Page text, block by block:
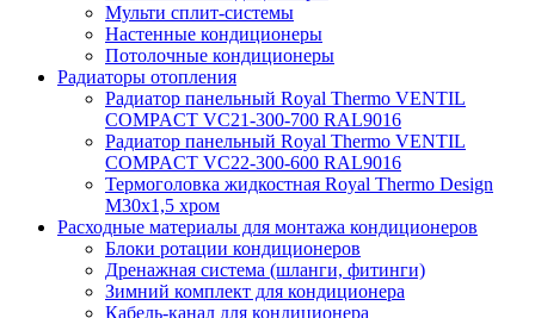
Мульти сплит-системы
Настенные кондиционеры
Потолочные кондиционеры
Радиаторы отопления
Радиатор панельный Royal Thermo VENTIL
COMPACT VC21-300-700 RAL9016
Радиатор панельный Royal Thermo VENTIL
COMPACT VC22-300-600 RAL9016
Термоголовка жидкостная Royal Thermo Design
M30х1,5 хром
Расходные материалы для монтажа кондиционеров
Блоки ротации кондиционеров
Дренажная система (шланги, фитинги)
Зимний комплект для кондиционера
Кабель-канал для кондиционера